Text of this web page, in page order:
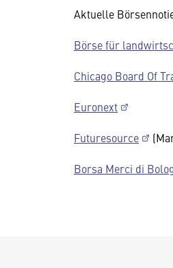
Aktuelle
Börse für
Chicago Board Of
Euronext
Futuresource
Borsa Merci di